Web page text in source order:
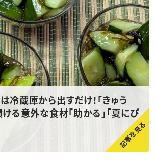
冷蔵庫から出すだけ！「きゅう
ける意外な食材「助かる」「夏にぴ